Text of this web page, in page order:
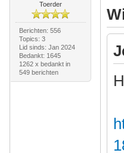
Toerder
Berichten: 556
Topics: 3
Lid sinds: Jan 2024
Bedankt: 1645
1262 x bedankt in
549 berichten